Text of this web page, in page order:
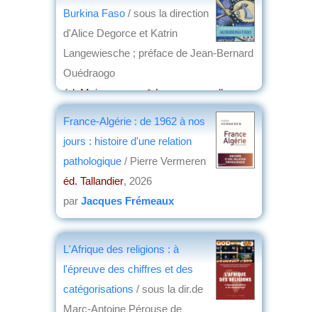
Burkina Faso / sous la direction
d'Alice Degorce et Katrin
Langewiesche ; préface de Jean-Bernard
Ouédraogo
éd. Maisonneuve & Larose nouvelles
France-Algérie : de 1962 à nos
jours : histoire d'une relation
pathologique / Pierre Vermeren
éd. Tallandier, 2026
par Jacques Frémeaux
L'Afrique des religions : à
l'épreuve des chiffres et des
catégorisations / sous la dir.de
Marc-Antoine Pérouse de